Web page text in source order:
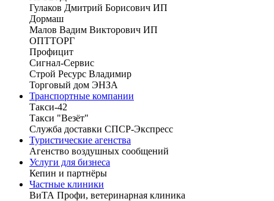
Гулаков Дмитрий Борисович ИП
Дормаш
Малов Вадим Викторович ИП
ОПТТОРГ
Профицит
Сигнал-Сервис
Строй Ресурс Владимир
Торговый дом ЭНЗА
Транспортные компании
Такси-42
Такси "Везёт"
Служба доставки СПСР-Экспресс
Туристические агенства
Агенство воздушных сообщений
Услуги для бизнеса
Кепин и партнёры
Частные клиники
ВиТА Профи, ветеринарная клиника